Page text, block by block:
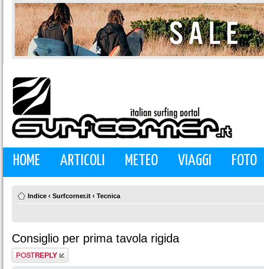
HOME ARTICOLI METEO VIAGGI FOTO
Indice ‹ Surfcorner.it ‹ Tecnica
Consiglio per prima tavola rigida
Rispondi al
messaggio